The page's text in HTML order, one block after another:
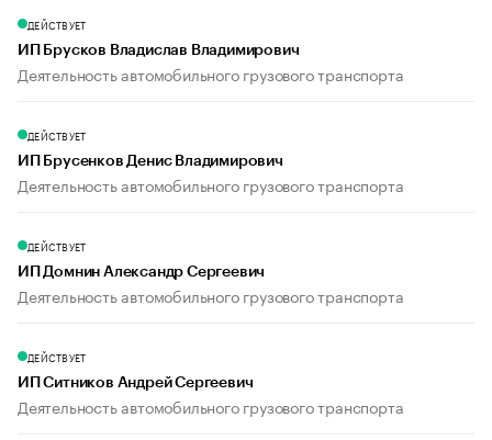
ДЕЙСТВУЕТ
ИП Брусков Владислав Владимирович
Деятельность автомобильного грузового транспорта
ДЕЙСТВУЕТ
ИП Брусенков Денис Владимирович
Деятельность автомобильного грузового транспорта
ДЕЙСТВУЕТ
ИП Домнин Александр Сергеевич
Деятельность автомобильного грузового транспорта
ДЕЙСТВУЕТ
ИП Ситников Андрей Сергеевич
Деятельность автомобильного грузового транспорта